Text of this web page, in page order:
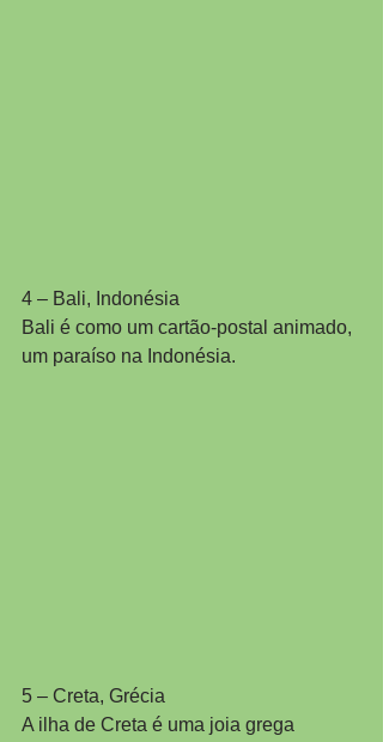
4 – Bali, Indonésia
Bali é como um cartão-postal animado,
um paraíso na Indonésia.
5 – Creta, Grécia
A ilha de Creta é uma joia grega